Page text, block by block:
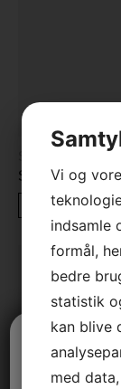
Skriveborde
LÆS MERE
Vi og
indsamle
formål,
bedre
statistik
kan blive
med